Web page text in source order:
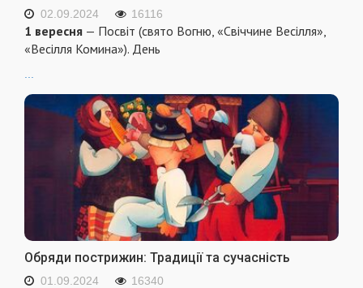
02.09.2024 16116
1 вересня — Посвіт (свято Вогню, «Свіччине Весілля»,
«Весілля Комина»). День
...
Обряди пострижин: Традиції та сучасність
01.09.2024 16340